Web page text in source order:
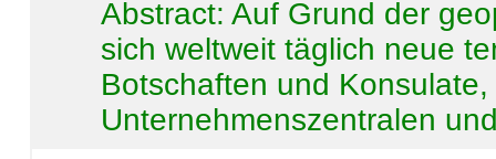
Abstract:Auf Grund der
sich weltweit täglich neue
Botschaften und
Unternehmenszentralen